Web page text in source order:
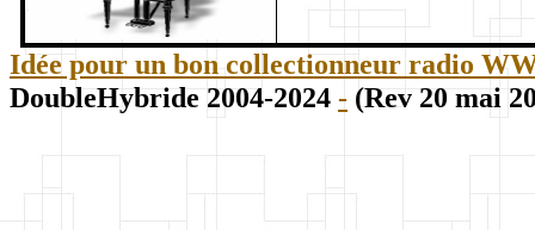
Idée pour un bon collectionneur radio
DoubleHybride 2004-2024 - (Rev 20 mai